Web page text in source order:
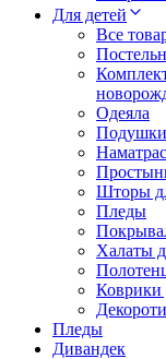
Для детей
Все
Одеяла
Подушки
Шторы
Пледы
Халаты
Коврики
Пледы
Дивандек